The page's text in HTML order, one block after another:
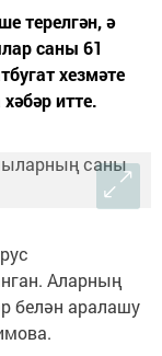
терелгән, ә
саны 61
хезмәте
итте.
Аларның
белән аралашу